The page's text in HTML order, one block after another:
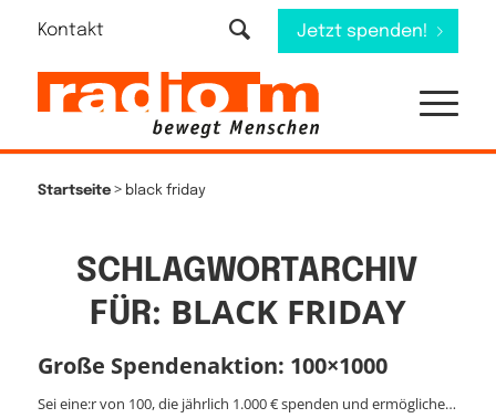
Kontakt Jetzt spenden!
Startseite> black friday
SCHLAGWORTARCHIV
FÜR: BLACK FRIDAY
Große Spendenaktion: 100×1000
Sei eine:r von 100, die jährlich 1.000 € spenden und ermögliche…